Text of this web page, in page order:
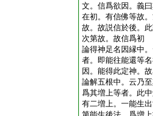
文。信爲欲因。義
在初。有信佛等故
故。故説信於後。
次第故。故信爲初
論得神足名因縁中
者。即能往能還等
因。能得此定神。
論解五根中。云乃
爲其増上等者。此
有二増上。一能生